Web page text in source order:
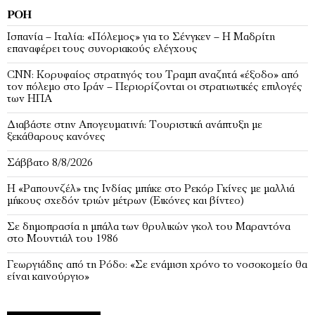
ΡΟΉ
Ισπανία – Ιταλία: «Πόλεμος» για το Σένγκεν – Η Μαδρίτη
επαναφέρει τους συνοριακούς ελέγχους
CNN: Κορυφαίος στρατηγός του Τραμπ αναζητά «έξοδο» από
τον πόλεμο στο Ιράν – Περιορίζονται οι στρατιωτικές επιλογές
των ΗΠΑ
Διαβάστε στην Απογευματινή: Τουριστική ανάπτυξη με
ξεκάθαρους κανόνες
Σάββατο 8/8/2026
Η «Ραπουνζέλ» της Ινδίας μπήκε στο Ρεκόρ Γκίνες με μαλλιά
μήκους σχεδόν τριών μέτρων (Εικόνες και βίντεο)
Σε δημοπρασία η μπάλα των θρυλικών γκολ του Μαραντόνα
στο Μουντιάλ του 1986
Γεωργιάδης από τη Ρόδο: «Σε ενάμιση χρόνο το νοσοκομείο θα
είναι καινούργιο»